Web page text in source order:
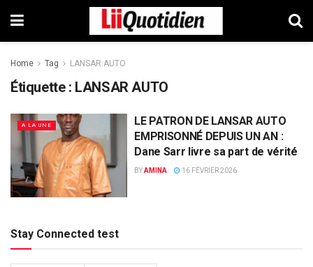
Home Tag LANSAR AUTO
Étiquette : LANSAR AUTO
A LA UNE
LE PATRON DE LANSAR AUTO
EMPRISONNÉ DEPUIS UN AN :
Dane Sarr livre sa part de vérité
BYAMINA 16 FÉVRIER 2026
Stay Connected test